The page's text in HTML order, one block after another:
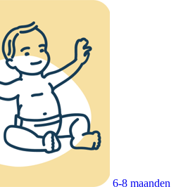
6-8 maanden